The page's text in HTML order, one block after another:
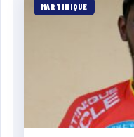
MARTINIQUE